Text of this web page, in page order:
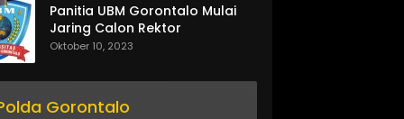
Panitia UBM Gorontalo Mulai
Jaring Calon Rektor
Oktober 10, 2023
Gorontalo